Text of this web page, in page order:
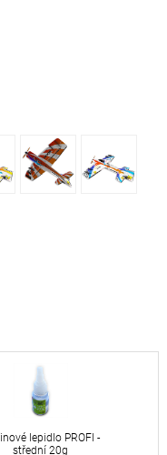
lepidlo PROFI -
střední 20g